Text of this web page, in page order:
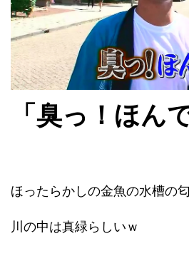
「臭っ！ほん
ほったらかしの金魚の水槽の
川の中は真緑らしいｗ